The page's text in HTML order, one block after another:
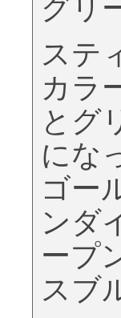
グリ
ステ
カラ
とグ
にな
ゴー
ンダ
ープ
スブ